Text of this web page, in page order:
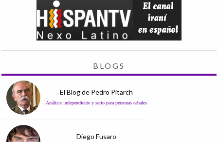
BLOGS
El Blog de Pedro Pitarch
Análisis independiente y serio para personas cabales
Diego Fusaro